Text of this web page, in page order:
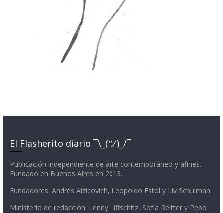
El Flasherito diario ¯\_(ツ)_/¯
Publicación independiente de arte contemporáneo y afines.
Fundado en Buenos Aires en 2013.
Fundadores: Andrés Aizicovich, Leopoldo Estol y Liv Schulman
Ministerio de redacción: Lenny Liffschitz, Sofía Reitter y Pepo